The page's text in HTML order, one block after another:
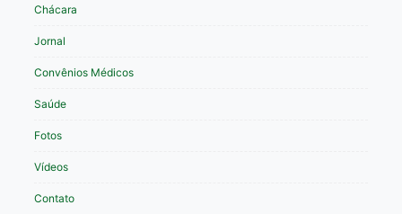
Chácara
Jornal
Convênios Médicos
Saúde
Fotos
Vídeos
Contato